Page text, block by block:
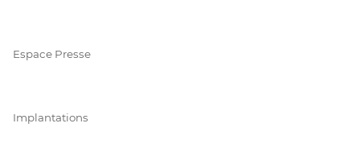
Espace Presse
Implantations